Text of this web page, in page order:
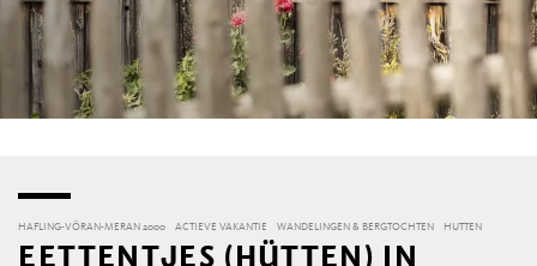
HAFLING-VÖRAN-MERAN 2000 ACTIEVE VAKANTIE WANDELINGEN & BERGTOCHTEN HUTTEN
EETTENTJES (HÜTTEN) IN